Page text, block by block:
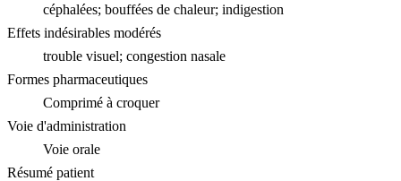
céphalées; bouffées de chaleur; indigestion
Effets indésirables modérés
trouble visuel; congestion nasale
Formes pharmaceutiques
Comprimé à croquer
Voie d'administration
Voie orale
Résumé patient